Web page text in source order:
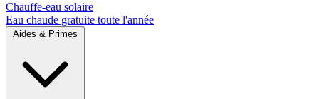
Chauffe-eau solaire
Eau chaude gratuite toute l'année